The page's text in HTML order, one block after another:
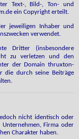
Text-, Bild-, Ton- und
ein Copyright erteilt.
jeweiligen Inhaber und
verwendet.
Dritter (insbesondere
zu verletzen und den
der Domain thruxton-
die durch seine Beiträge
nicht identisch oder
Firma oder
Charakter haben.